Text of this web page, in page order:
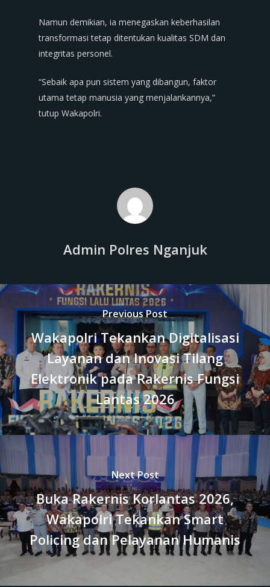
Namun demikian, ia menegaskan keberhasilan
transformasi tetap ditentukan kualitas SDM dan
integritas personel.
“Sebaik apa pun sistem yang dibangun, faktor
utama tetap manusia yang menjalankannya,”
tutup Wakapolri.
Admin Polres Nganjuk
Previous Post
Wakapolri Tekankan Digitalisasi
Layanan dan Inovasi Tilang
Elektronik pada Rakernis Fungsi
Lantas 2026
Next Post
Buka Rakernis Korlantas 2026,
Wakapolri Tekankan Smart
Policing dan Pelayanan Humanis